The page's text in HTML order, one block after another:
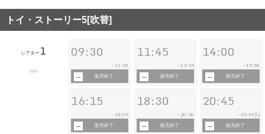
トイ・ストーリー5[吹替]
シアター 1
102分
09:30
~11:20
販売終了
11:45
~13:35
販売終了
14:00
~15:50
販売終了
16:15
~18:05
販売終了
18:30
~ 20:20
販売終了
20:45
~ 22:35 [L]
販売終了